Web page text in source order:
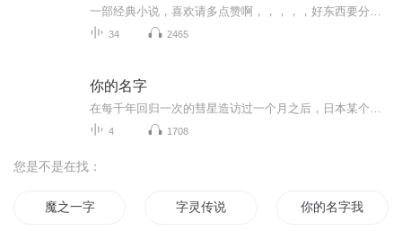
34 2465
你的名字
4 1708
您是不是在找：
魔之一字 字灵传说 你的名字我的心事